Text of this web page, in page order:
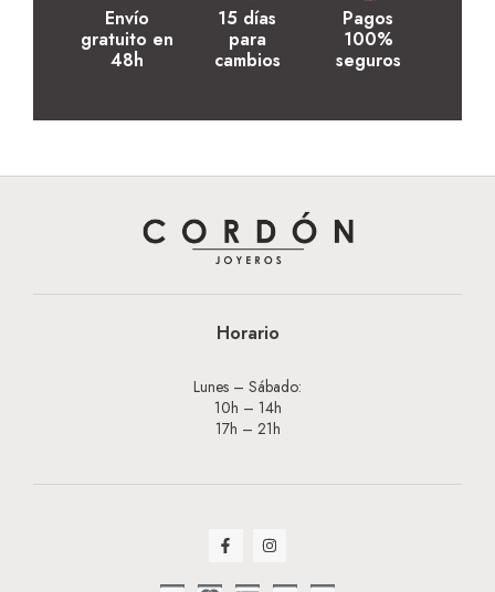
Envío
gratuito en
48h
15 días
para
cambios
Pagos
100%
seguros
Horario
Lunes – Sábado:
10h – 14h
17h – 21h